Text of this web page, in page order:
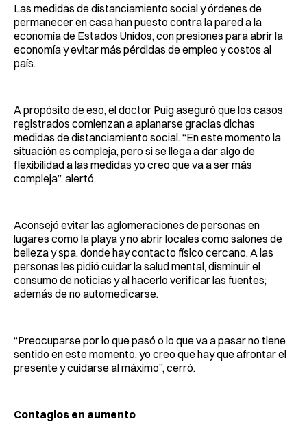
Las medidas de distanciamiento social y órdenes de
permanecer en casa han puesto contra la pared a la
economía de Estados Unidos, con presiones para abrir la
economía y evitar más pérdidas de empleo y costos al
país.
A propósito de eso, el doctor Puig aseguró que los casos
registrados comienzan a aplanarse gracias dichas
medidas de distanciamiento social. “En este momento la
situación es compleja, pero si se llega a dar algo de
flexibilidad a las medidas yo creo que va a ser más
compleja”, alertó.
Aconsejó evitar las aglomeraciones de personas en
lugares como la playa y no abrir locales como salones de
belleza y spa, donde hay contacto físico cercano. A las
personas les pidió cuidar la salud mental, disminuir el
consumo de noticias y al hacerlo verificar las fuentes;
además de no automedicarse.
“Preocuparse por lo que pasó o lo que va a pasar no tiene
sentido en este momento, yo creo que hay que afrontar el
presente y cuidarse al máximo”, cerró.
Contagios en aumento